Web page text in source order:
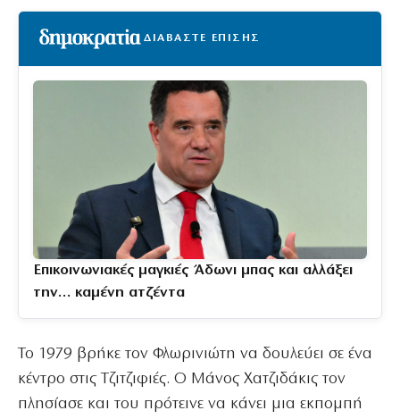
ΔΙΑΒΑΣΤΕ ΕΠΙΣΗΣ
Επικοινωνιακές μαγκιές Άδωνι μπας και αλλάξει
την… καμένη ατζέντα
Το 1979 βρήκε τον Φλωρινιώτη να δουλεύει σε ένα
κέντρο στις Τζιτζιφιές. Ο Μάνος Χατζιδάκις τον
πλησίασε και του πρότεινε να κάνει μια εκπομπή